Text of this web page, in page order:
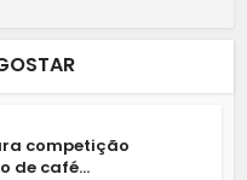
competição
de café...